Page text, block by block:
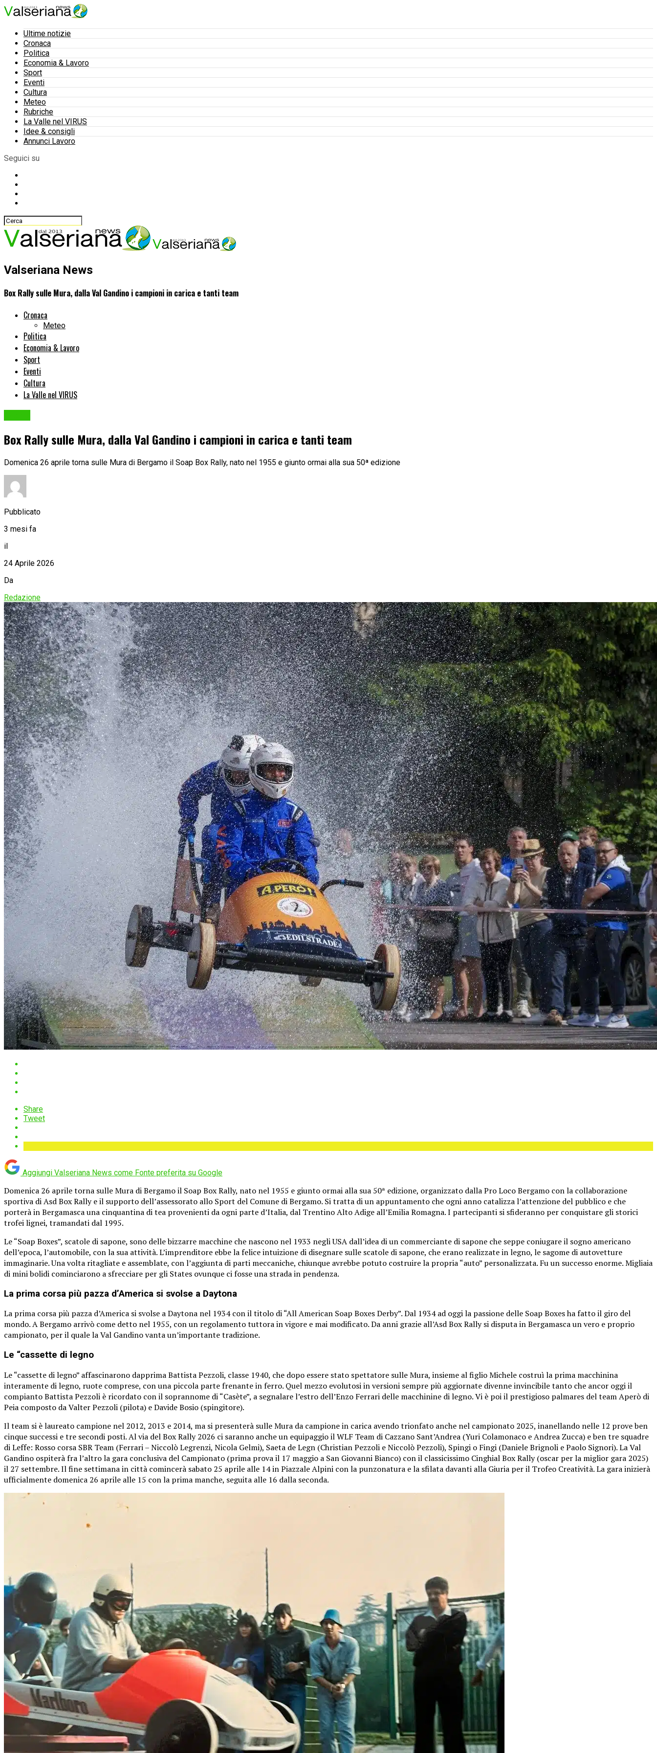
Ultime notizie
Cronaca
Politica
Economia & Lavoro
Sport
Eventi
Cultura
Meteo
Rubriche
La Valle nel VIRUS
Idee & consigli
Annunci Lavoro
Seguici su
Valseriana News
Box Rally sulle Mura, dalla Val Gandino i campioni in carica e tanti team
Cronaca
Meteo
Politica
Economia & Lavoro
Sport
Eventi
Cultura
La Valle nel VIRUS
Box Rally sulle Mura, dalla Val Gandino i campioni in carica e tanti team
Domenica 26 aprile torna sulle Mura di Bergamo il Soap Box Rally, nato nel 1955 e giunto ormai alla sua 50ª edizione
Pubblicato
3 mesi fa
il
24 Aprile 2026
Da
Redazione
Share
Tweet
Aggiungi Valseriana News come Fonte preferita su Google
Domenica 26 aprile torna sulle Mura di Bergamo il Soap Box Rally, nato nel 1955 e giunto ormai alla sua 50ª edizione, organizzato dalla Pro Loco Bergamo con la collaborazione
sportiva di Asd Box Rally e il supporto dell’assessorato allo Sport del Comune di Bergamo. Si tratta di un appuntamento che ogni anno catalizza l’attenzione del pubblico e che
porterà in Bergamasca una cinquantina di tea provenienti da ogni parte d’Italia, dal Trentino Alto Adige all’Emilia Romagna. I partecipanti si sfideranno per conquistare gli storici
trofei lignei, tramandati dal 1995.
Le “Soap Boxes”, scatole di sapone, sono delle bizzarre macchine che nascono nel 1933 negli USA dall’idea di un commerciante di sapone che seppe coniugare il sogno americano
dell’epoca, l’automobile, con la sua attività. L’imprenditore ebbe la felice intuizione di disegnare sulle scatole di sapone, che erano realizzate in legno, le sagome di autovetture
immaginarie. Una volta ritagliate e assemblate, con l’aggiunta di parti meccaniche, chiunque avrebbe potuto costruire la propria “auto” personalizzata. Fu un successo enorme. Migliaia
di mini bolidi cominciarono a sfrecciare per gli States ovunque ci fosse una strada in pendenza.
La prima corsa più pazza d’America si svolse a Daytona
La prima corsa più pazza d’America si svolse a Daytona nel 1934 con il titolo di “All American Soap Boxes Derby”. Dal 1934 ad oggi la passione delle Soap Boxes ha fatto il giro del
mondo. A Bergamo arrivò come detto nel 1955, con un regolamento tuttora in vigore e mai modificato. Da anni grazie all’Asd Box Rally si disputa in Bergamasca un vero e proprio
campionato, per il quale la Val Gandino vanta un’importante tradizione.
Le “cassette di legno
Le “cassette di legno” affascinarono dapprima Battista Pezzoli, classe 1940, che dopo essere stato spettatore sulle Mura, insieme al figlio Michele costruì la prima macchinina
interamente di legno, ruote comprese, con una piccola parte frenante in ferro. Quel mezzo evolutosi in versioni sempre più aggiornate divenne invincibile tanto che ancor oggi il
compianto Battista Pezzoli è ricordato con il soprannome di “Casète”, a segnalare l’estro dell’Enzo Ferrari delle macchinine di legno. Vi è poi il prestigioso palmares del team Aperò di
Peia composto da Valter Pezzoli (pilota) e Davide Bosio (spingitore).
Il team si è laureato campione nel 2012, 2013 e 2014, ma si presenterà sulle Mura da campione in carica avendo trionfato anche nel campionato 2025, inanellando nelle 12 prove ben
cinque successi e tre secondi posti. Al via del Box Rally 2026 ci saranno anche un equipaggio il WLF Team di Cazzano Sant’Andrea (Yuri Colamonaco e Andrea Zucca) e ben tre squadre
di Leffe: Rosso corsa SBR Team (Ferrari – Niccolò Legrenzi, Nicola Gelmi), Saeta de Legn (Christian Pezzoli e Niccolò Pezzoli), Spingi o Fingi (Daniele Brignoli e Paolo Signori). La Val
Gandino ospiterà fra l’altro la gara conclusiva del Campionato (prima prova il 17 maggio a San Giovanni Bianco) con il classicissimo Cinghial Box Rally (oscar per la miglior gara 2025)
il 27 settembre. Il fine settimana in città comincerà sabato 25 aprile alle 14 in Piazzale Alpini con la punzonatura e la sfilata davanti alla Giuria per il Trofeo Creatività. La gara inizierà
ufficialmente domenica 26 aprile alle 15 con la prima manche, seguita alle 16 dalla seconda.